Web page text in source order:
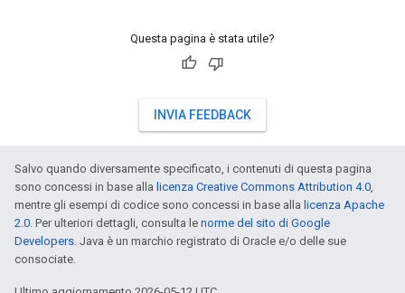
Questa pagina è stata utile?
INVIA FEEDBACK
Salvo quando diversamente specificato, i contenuti di questa pagina
sono concessi in base alla licenza Creative Commons Attribution 4.0,
mentre gli esempi di codice sono concessi in base alla licenza Apache
2.0. Per ulteriori dettagli, consulta le norme del sito di Google
Developers. Java è un marchio registrato di Oracle e/o delle sue
consociate.